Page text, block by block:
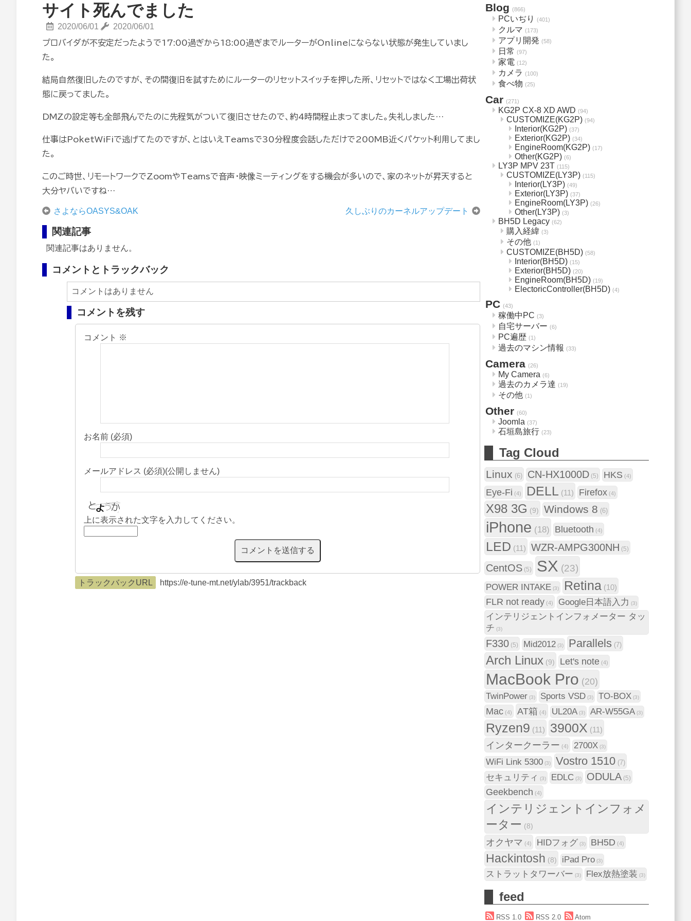
サイト死んでました
2020/06/01 2020/06/01
プロバイダが不安定だったようで17:00過ぎから18:00過ぎまでルーターがOnlineにならない状態が発生していまし
た。
結局自然復旧したのですが、その間復旧を試すためにルーターのリセットスイッチを押した所、リセットではなく工場出荷状
態に戻ってました。
DMZの設定等も全部飛んでたのに先程気がついて復旧させたので、約4時間程止まってました。失礼しました…
仕事はPoketWiFiで逃げてたのですが、とはいえTeamsで30分程度会話しただけで200MB近くパケット利用してまし
た。
このご時世、リモートワークでZoomやTeamsで音声・映像ミーティングをする機会が多いので、家のネットが昇天すると
大分ヤバいですね…
さよならOASYS&OAK 久しぶりのカーネルアップデート
関連記事
関連記事はありません。
コメントとトラックバック
コメントはありません
コメントを残す
コメント ※
お名前 (必須)
メールアドレス (必須)(公開しません)
上に表示された文字を入力してください。
トラックバックURL https://e-tune-mt.net/ylab/3951/trackback
Blog (866)
PCいぢり (401)
クルマ (173)
アプリ開発 (58)
日常 (97)
家電 (12)
カメラ (100)
食べ物 (25)
Car (271)
KG2P CX-8 XD AWD (94)
CUSTOMIZE(KG2P) (94)
Interior(KG2P) (37)
Exterior(KG2P) (34)
EngineRoom(KG2P) (17)
Other(KG2P) (6)
LY3P MPV 23T (115)
CUSTOMIZE(LY3P) (115)
Interior(LY3P) (49)
Exterior(LY3P) (37)
EngineRoom(LY3P) (26)
Other(LY3P) (3)
BH5D Legacy (62)
購入経緯 (3)
その他 (1)
CUSTOMIZE(BH5D) (58)
Interior(BH5D) (15)
Exterior(BH5D) (20)
EngineRoom(BH5D) (19)
ElectoricController(BH5D) (4)
PC (43)
稼働中PC (3)
自宅サーバー (6)
PC遍歴 (1)
過去のマシン情報 (33)
Camera (26)
My Camera (6)
過去のカメラ達 (19)
その他 (1)
Other (60)
Joomla (37)
石垣島旅行 (23)
Tag Cloud
Linux (6) CN-HX1000D (5) HKS (4)
Eye-Fi (4) DELL (11) Firefox (4)
X98 3G (9) Windows 8 (6)
iPhone (18) Bluetooth (4)
LED (11) WZR-AMPG300NH (5)
CentOS (5) SX (23)
POWER INTAKE (3) Retina (10)
FLR not ready (4) Google日本語入力 (3)
インテリジェントインフォメーター タッ
チ (3)
F330 (5) Mid2012 (3) Parallels (7)
Arch Linux (9) Let's note (4)
MacBook Pro (20)
TwinPower (3) Sports VSD (3) TO-BOX (3)
Mac (4) AT箱 (4) UL20A (3) AR-W55GA (3)
Ryzen9 (11) 3900X (11)
インタークーラー (4) 2700X (3)
WiFi Link 5300 (3) Vostro 1510 (7)
セキュリティ (3) EDLC (3) ODULA (5)
Geekbench (4)
インテリジェントインフォメ
ーター (8)
オクヤマ (4) HIDフォグ (3) BH5D (4)
Hackintosh (8) iPad Pro (3)
ストラットタワーバー (3) Flex放熱塗装 (3)
feed
RSS 1.0 RSS 2.0 Atom